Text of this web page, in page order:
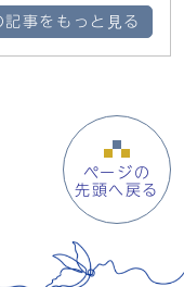
記事をもっと見る
ページの
先頭へ戻る